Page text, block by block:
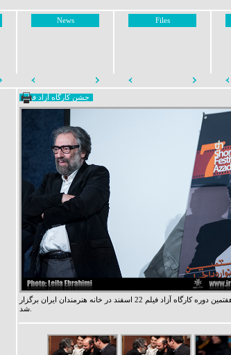
News Files
جشن کارگاه آزاد فیلم
جشن اختتامیه هفتمین دوره کارگاه آزاد فیلم 22 اسفند در خانه هنرمندان ایران برگزار